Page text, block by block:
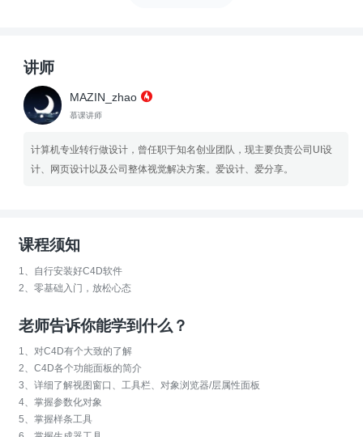
讲师
MAZIN_zhao
慕课讲师
计算机专业转行做设计，曾任职于知名创业团队，现主要负责公司UI设
计、网页设计以及公司整体视觉解决方案。爱设计、爱分享。
课程须知
1、自行安装好C4D软件
2、零基础入门，放松心态
老师告诉你能学到什么？
1、对C4D有个大致的了解
2、C4D各个功能面板的简介
3、详细了解视图窗口、工具栏、对象浏览器/层属性面板
4、掌握参数化对象
5、掌握样条工具